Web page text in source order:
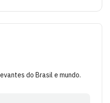
do Brasil e mundo.